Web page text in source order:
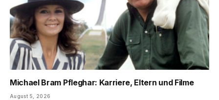
Michael Bram Pfleghar: Karriere, Eltern und Filme
August 5, 2026